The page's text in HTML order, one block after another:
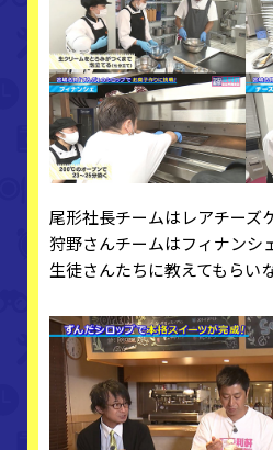
尾形社長チームはレアチーズ
狩野さんチームはフィナンシ
生徒さんたちに教えてもらい